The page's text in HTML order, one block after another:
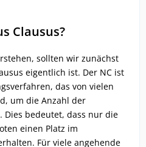
Clausus?
sollten wir zunächst
eigentlich ist. Der NC ist
das von vielen
um die Anzahl der
bedeutet, dass nur die
einen Platz im
Für viele angehende